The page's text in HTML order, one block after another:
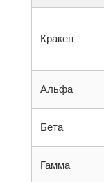
Кракен
Альфа
Бета
Гамма